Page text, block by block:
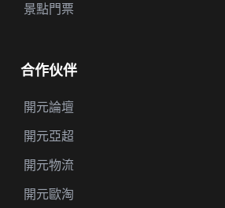
景點門票
合作伙伴
開元論壇
開元亞超
開元物流
開元歐淘